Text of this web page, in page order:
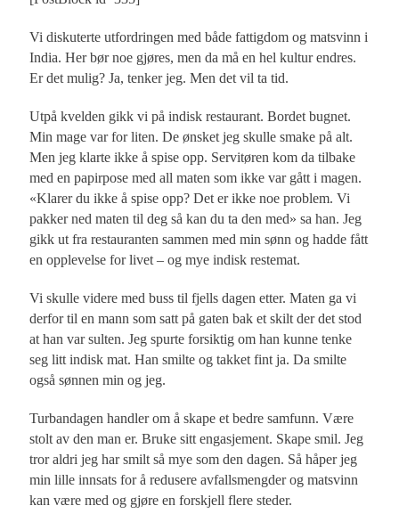
Vi diskuterte utfordringen med både fattigdom og matsvinn i
India. Her bør noe gjøres, men da må en hel kultur endres.
Er det mulig? Ja, tenker jeg. Men det vil ta tid.
Utpå kvelden gikk vi på indisk restaurant. Bordet bugnet.
Min mage var for liten. De ønsket jeg skulle smake på alt.
Men jeg klarte ikke å spise opp. Servitøren kom da tilbake
med en papirpose med all maten som ikke var gått i magen.
«Klarer du ikke å spise opp? Det er ikke noe problem. Vi
pakker ned maten til deg så kan du ta den med» sa han. Jeg
gikk ut fra restauranten sammen med min sønn og hadde fått
en opplevelse for livet – og mye indisk restemat.
Vi skulle videre med buss til fjells dagen etter. Maten ga vi
derfor til en mann som satt på gaten bak et skilt der det stod
at han var sulten. Jeg spurte forsiktig om han kunne tenke
seg litt indisk mat. Han smilte og takket fint ja. Da smilte
også sønnen min og jeg.
Turbandagen handler om å skape et bedre samfunn. Være
stolt av den man er. Bruke sitt engasjement. Skape smil. Jeg
tror aldri jeg har smilt så mye som den dagen. Så håper jeg
min lille innsats for å redusere avfallsmengder og matsvinn
kan være med og gjøre en forskjell flere steder.